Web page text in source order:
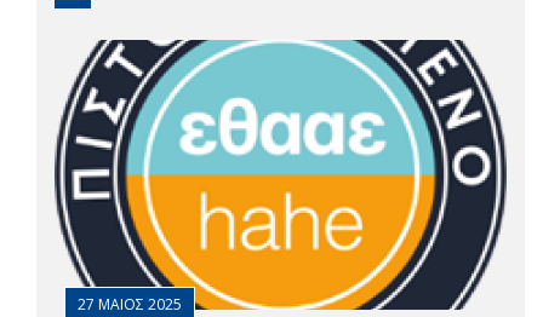
27 ΜΑΙΟΣ 2025